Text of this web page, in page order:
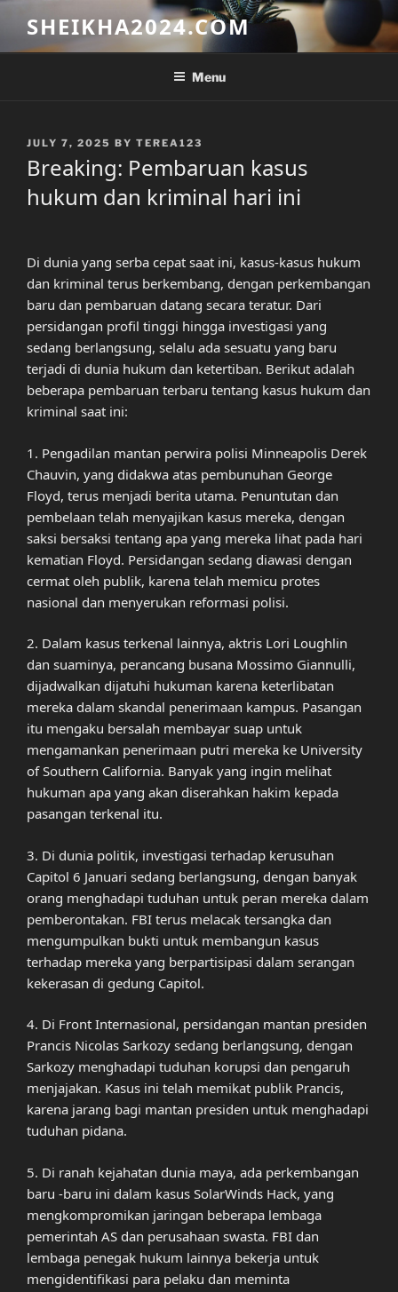
content
SHEIKHA2024.COM
Menu
POSTED
JULY 7, 2025 BY TEREA123
Breaking: Pembaruan kasus
hukum dan kriminal hari ini
Di dunia yang serba cepat saat ini, kasus-kasus hukum
dan kriminal terus berkembang, dengan perkembangan
baru dan pembaruan datang secara teratur. Dari
persidangan profil tinggi hingga investigasi yang
sedang berlangsung, selalu ada sesuatu yang baru
terjadi di dunia hukum dan ketertiban. Berikut adalah
beberapa pembaruan terbaru tentang kasus hukum dan
kriminal saat ini:
1. Pengadilan mantan perwira polisi Minneapolis Derek
Chauvin, yang didakwa atas pembunuhan George
Floyd, terus menjadi berita utama. Penuntutan dan
pembelaan telah menyajikan kasus mereka, dengan
saksi bersaksi tentang apa yang mereka lihat pada hari
kematian Floyd. Persidangan sedang diawasi dengan
cermat oleh publik, karena telah memicu protes
nasional dan menyerukan reformasi polisi.
2. Dalam kasus terkenal lainnya, aktris Lori Loughlin
dan suaminya, perancang busana Mossimo Giannulli,
dijadwalkan dijatuhi hukuman karena keterlibatan
mereka dalam skandal penerimaan kampus. Pasangan
itu mengaku bersalah membayar suap untuk
mengamankan penerimaan putri mereka ke University
of Southern California. Banyak yang ingin melihat
hukuman apa yang akan diserahkan hakim kepada
pasangan terkenal itu.
3. Di dunia politik, investigasi terhadap kerusuhan
Capitol 6 Januari sedang berlangsung, dengan banyak
orang menghadapi tuduhan untuk peran mereka dalam
pemberontakan. FBI terus melacak tersangka dan
mengumpulkan bukti untuk membangun kasus
terhadap mereka yang berpartisipasi dalam serangan
kekerasan di gedung Capitol.
4. Di Front Internasional, persidangan mantan presiden
Prancis Nicolas Sarkozy sedang berlangsung, dengan
Sarkozy menghadapi tuduhan korupsi dan pengaruh
menjajakan. Kasus ini telah memikat publik Prancis,
karena jarang bagi mantan presiden untuk menghadapi
tuduhan pidana.
5. Di ranah kejahatan dunia maya, ada perkembangan
baru -baru ini dalam kasus SolarWinds Hack, yang
mengkompromikan jaringan beberapa lembaga
pemerintah AS dan perusahaan swasta. FBI dan
lembaga penegak hukum lainnya bekerja untuk
mengidentifikasi para pelaku dan meminta